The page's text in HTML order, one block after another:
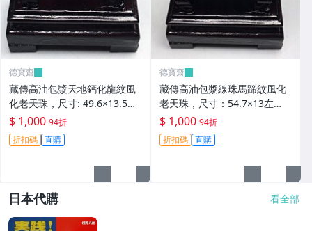
德寶齋
藏傳高油包漿天地鈣化龍紋風
化老天珠，尺寸: 49.6×13.5左
右，材質：瑪瑙， 天珠 瑪瑙
硃砂【德寶齋】406
$ 1,000 94折
折扣碼 直購
德寶齋
藏傳高油包漿線珠馬蹄紋風化
老天珠，尺寸：54.7×13左
右，材質：瑪瑙，玉髓 天珠 瑪
瑙 硃砂【德寶齋】405
$ 1,000 94折
折扣碼 直購
日本代購 看全部